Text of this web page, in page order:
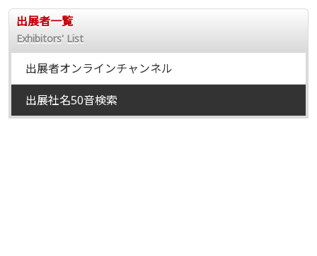
出展者一覧
Exhibitors' List
出展者オンラインチャンネル
出展社名50音検索